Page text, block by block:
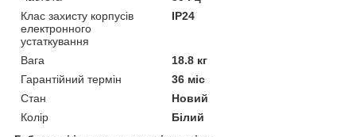
Клас захисту корпусів
електронного
устаткування
IP24
Вага
18.8 кг
Гарантійний термін
36 міс
Стан
Новий
Колір
Білий